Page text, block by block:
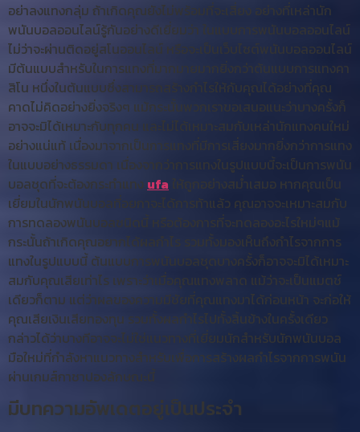
อย่าลงแทงกลุ่ม ถ้าเกิดคุณยังไม่พร้อมที่จะเสี่ยง อย่างที่เหล่านัก
พนันบอลออนไลน์รู้กันอย่างดีเยี่ยมว่า ในแบบการพนันบอลออนไลน์
ไม่ว่าจะผ่านติดอยู่สโนออนไลน์ หรือจะเป็นเว็บไซต์พนันบอลออนไลน์
มีต้นแบบสำหรับในการแทงที่มากมายมากยิ่งกว่าต้นแบบการแทงคา
สิโน หนึ่งในต้นแบบซึ่งสามารถสร้างกำไรให้กับคุณได้อย่างที่คุณ
คาดไม่คิดอย่างยิ่งจริงๆ แม้กระนั้นพวกเราขอเสนอแนะว่าบางครั้งก็
อาจจะมิได้เหมาะกับทุกคน และไม่ได้เหมาะสมกับเหล่านักแทงคนใหม่
อย่างแน่แท้ เนื่องมาจากเป็นการแทงที่มีการเสี่ยงมากยิ่งกว่าการแทง
ในแบบอย่างธรรมดา เนื่องจากว่าการแทงในรูปแบบนี้จะเป็นการพนัน
บอลชุดที่จะต้องกระทำแทง ufa ให้ถูกอย่างสม่ำเสมอ หากคุณเป็น
เยี่ยมในนักพนันบอลที่อยกาจะได้การท้าแล้ว คุณอาจจะเหมาะสมกับ
การทดลองพนันบอลชนิดนี้ หรือต้องการที่จะทดลองอะไรใหม่ๆแม้
กระนั้นถ้าเกิดคุณอยากได้ผลกำไร รวมทั้งมองเห็นถึงกำไรจากการ
แทงในรูปแบบนี้ ต้นแบบการพนันบอลชุดบางครั้งก็อาจจะมิได้เหมาะ
สมกับคุณเสียเท่าไร เพราะว่าเมื่อคุณแทงพลาด แม้ว่าจะเป็นแมตช์
เดียวก็ตาม แต่ว่าผลของความมีชัยที่คุณแทงมาได้ก่อนหน้า จะก่อให้
คุณเสียเงินเสียทองทุน รวมทั้งผลกำไรไปทั้งสิ้นข้างในครั้งเดียว
กล่าวได้ว่าบางทีอาจจะไม่ใช่แนวทางที่เยี่ยมนักสำหรับนักพนันบอล
มือใหม่ที่กำลังหาแนวทางสำหรับเพื่อการสร้างผลกำไรจากการพนัน
ผ่านเกมส์กาชาปองลักษณะนี้
มีบทความอัพเดตอยู่เป็นประจำ